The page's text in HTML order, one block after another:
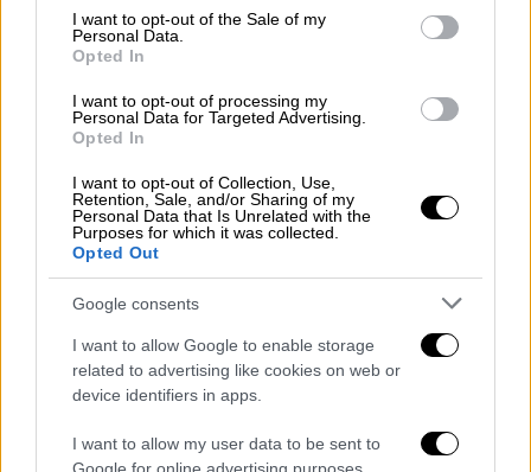
consent section.
I want to opt-out of the Sale of my
Personal Data.
Opted In
I want to opt-out of processing my
Personal Data for Targeted Advertising.
Opted In
I want to opt-out of Collection, Use,
Retention, Sale, and/or Sharing of my
Personal Data that Is Unrelated with the
Purposes for which it was collected.
Opted Out
Google consents
I want to allow Google to enable storage
related to advertising like cookies on web or
device identifiers in apps.
I want to allow my user data to be sent to
ανατολής-δύσης των ενεργειακών πόρων και
είναι ένας από τους ασφαλέστερους
διαδρόμους για τη μεταφορά τους στις
ευρωπαϊκές χώρες, «H Διεθνής Στρατηγική
Άμεσων Επενδύσεων της Τουρκίας θα είναι
ένας οδικός χάρτης για να προσελκύσουμε
επενδύσεις με προστιθέμενη αξία στη χώρα
μας στους τομείς που έχει ανάγκη η
οικονομία μας» δήλωσε επίσης ο Τούρκος
πρόεδρος .
Τα οικονομικά επιτεύγματα της
διακυβέρνησης Ερντογάν
Ο Ερντογάν υπογράμμισε πως η ραγδαία